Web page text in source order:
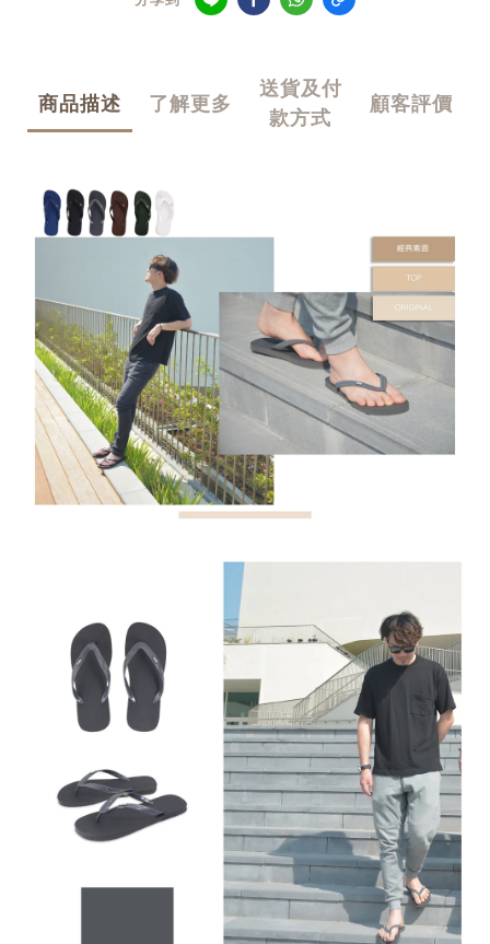
商品描述 了解更多
送貨及付
款方式
顧客評價